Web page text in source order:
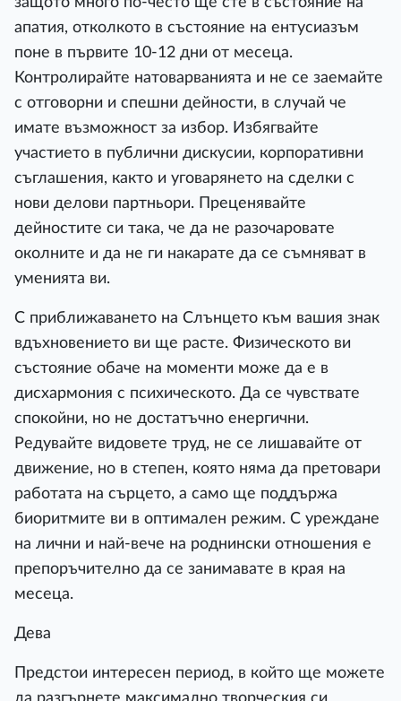
апатия, отколкото в състояние на ентусиазъм
поне в първите 10-12 дни от месеца.
Контролирайте натоварванията и не се заемайте
с отговорни и спешни дейности, в случай че
имате възможност за избор. Избягвайте
участието в публични дискусии, корпоративни
съглашения, както и уговарянето на сделки с
нови делови партньори. Преценявайте
дейностите си така, че да не разочаровате
околните и да не ги накарате да се съмняват в
уменията ви.
С приближаването на Слънцето към вашия знак
вдъхновението ви ще расте. Физическото ви
състояние обаче на моменти може да е в
дисхармония с психическото. Да се чувствате
спокойни, но не достатъчно енергични.
Редувайте видовете труд, не се лишавайте от
движение, но в степен, която няма да претовари
работата на сърцето, а само ще поддържа
биоритмите ви в оптимален режим. С уреждане
на лични и най-вече на роднински отношения е
препоръчително да се занимавате в края на
месеца.
Дева
Предстои интересен период, в който ще можете
да разгърнете максимално творческия си